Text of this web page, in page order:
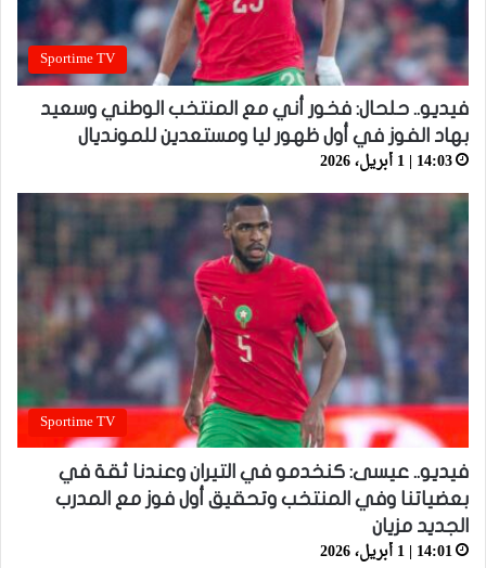
Sportime TV
فيديو.. حلحال: فخور أني مع المنتخب الوطني وسعيد
بهاد الفوز في أول ظهور ليا ومستعدين للمونديال
14:03 | 1 أبريل، 2026
Sportime TV
فيديو.. عيسى: كنخدمو في التيران وعندنا ثقة في
بعضياتنا وفي المنتخب وتحقيق أول فوز مع المدرب
الجديد مزيان
14:01 | 1 أبريل، 2026